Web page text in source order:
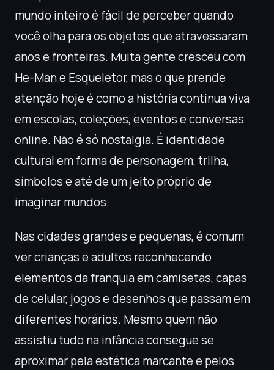
mundo inteiro é fácil de perceber quando
você olha para os objetos que atravessaram
anos e fronteiras. Muita gente cresceu com
He-Man e Esqueletor, mas o que prende
atenção hoje é como a história continua viva
em escolas, coleções, eventos e conversas
online. Não é só nostalgia. É identidade
cultural em forma de personagem, trilha,
símbolos e até de um jeito próprio de
imaginar mundos.
Nas cidades grandes e pequenas, é comum
ver crianças e adultos reconhecendo
elementos da franquia em camisetas, capas
de celular, jogos e desenhos que passam em
diferentes horários. Mesmo quem não
assistiu tudo na infância consegue se
aproximar pela estética marcante e pelos